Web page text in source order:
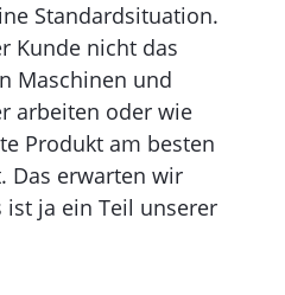
Standardsituation.
Kunde nicht das
Maschinen und
arbeiten oder wie
Produkt am besten
Das erwarten wir
ja ein Teil unserer